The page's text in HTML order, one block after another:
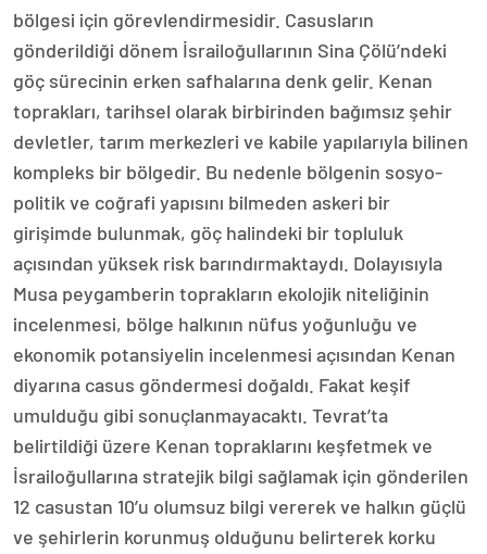
bölgesi için görevlendirmesidir. Casusların
gönderildiği dönem İsrailoğullarının Sina Çölü’ndeki
göç sürecinin erken safhalarına denk gelir. Kenan
toprakları, tarihsel olarak birbirinden bağımsız şehir
devletler, tarım merkezleri ve kabile yapılarıyla bilinen
kompleks bir bölgedir. Bu nedenle bölgenin sosyo-
politik ve coğrafi yapısını bilmeden askeri bir
girişimde bulunmak, göç halindeki bir topluluk
açısından yüksek risk barındırmaktaydı. Dolayısıyla
Musa peygamberin toprakların ekolojik niteliğinin
incelenmesi, bölge halkının nüfus yoğunluğu ve
ekonomik potansiyelin incelenmesi açısından Kenan
diyarına casus göndermesi doğaldı. Fakat keşif
umulduğu gibi sonuçlanmayacaktı. Tevrat’ta
belirtildiği üzere Kenan topraklarını keşfetmek ve
İsrailoğullarına stratejik bilgi sağlamak için gönderilen
12 casustan 10’u olumsuz bilgi vererek ve halkın güçlü
ve şehirlerin korunmuş olduğunu belirterek korku